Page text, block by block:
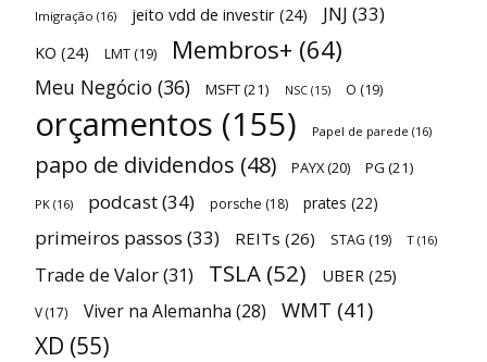
Imigração (16) jeito vdd de investir (24) JNJ (33)
KO (24) LMT (19) Membros+ (64)
Meu Negócio (36) MSFT(21) NSC (15) O (19)
orçamentos (155) Papel de parede (16)
papo de dividendos (48) PAYX(20) PG (21)
PK (16) podcast(34) porsche (18) prates (22)
primeiros passos (33) REITs (26) STAG (19) T (16)
Trade de Valor(31) TSLA (52) UBER (25)
V(17) Viver na Alemanha (28) WMT (41)
XD (55)